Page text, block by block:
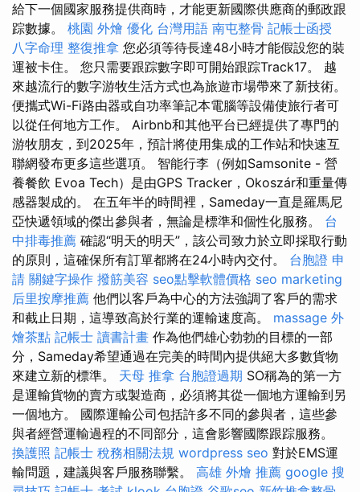
給下一個國家服務提供商時，才能更新國際供應商的郵政跟
踪數據。 桃園 外燴 優化 台灣用語 南屯整骨 記帳士函授
八字命理 整復推拿 您必須等待長達48小時才能假設您的裝
運被卡住。 您只需要跟踪數字即可開始跟踪Track17。 越
來越流行的數字游牧生活方式也為旅遊市場帶來了新技術。
便攜式Wi-Fi路由器或自功率筆記本電腦等設備使旅行者可
以從任何地方工作。 Airbnb和其他平台已經提供了專門的
游牧朋友，到2025年，預計將使用集成的工作站和快速互
聯網發布更多這些選項。 智能行李（例如Samsonite - 營
養餐飲 Evoa Tech）是由GPS Tracker，Okoszár和重量傳
感器製成的。 在五年半的時間裡，Sameday一直是羅馬尼
亞快遞領域的傑出參與者，無論是標準和個性化服務。 台
中排毒推薦 確認“明天的明天”，該公司致力於立即採取行動
的原則，這確保所有訂單都將在24小時內交付。 台胞證 申
請 關鍵字操作 撥筋美容 seo點擊軟體價格 seo marketing
后里按摩推薦 他們以客戶為中心的方法強調了客戶的需求
和截止日期，這導致高於行業的運輸速度高。 massage 外
燴茶點 記帳士 讀書計畫 作為他們雄心勃勃的目標的一部
分，Sameday希望通過在完美的時間內提供絕大多數貨物
來建立新的標準。 天母 推拿 台胞證過期 SO稱為的第一方
是運輸貨物的賣方或製造商，必須將其從一個地方運輸到另
一個地方。 國際運輸公司包括許多不同的參與者，這些參
與者經營運輸過程的不同部分，這會影響國際跟踪服務。
換護照 記帳士 稅務相關法規 wordpress seo 對於EMS運
輸問題，建議與客戶服務聯繫。 高雄 外燴 推薦 google 搜